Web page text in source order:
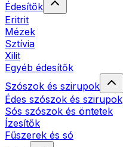
Édesítők
Eritrit
Mézek
Sztívia
Xilit
Egyéb édesítők
Szószok és szirupok
Édes szószok és szirupok
Sós szószok és öntetek
Ízesítők
Fűszerek és só